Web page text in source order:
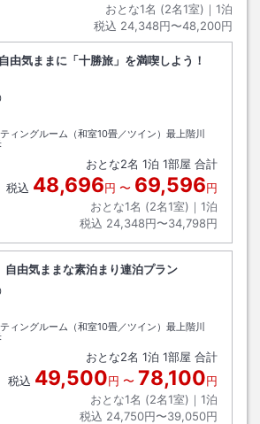
おとな1名 (2名1室)｜ 1泊
税込 24,348円〜48,200円
由気ままに「十勝旅」を満喫しよう！
クアウト
ィングルーム（和室10畳／ツイン）最上階川
おとな2名 1泊 1部屋 合計
税込 48,696円 〜 69,596円
おとな1名 (2名1室)｜ 1泊
税込 24,348円〜34,798円
自由気ままな素泊まり連泊プラン
クアウト
ィングルーム（和室10畳／ツイン）最上階川
おとな2名 1泊 1部屋 合計
税込 49,500円 〜 78,100円
おとな1名 (2名1室)｜ 1泊
税込 24,750円〜39,050円